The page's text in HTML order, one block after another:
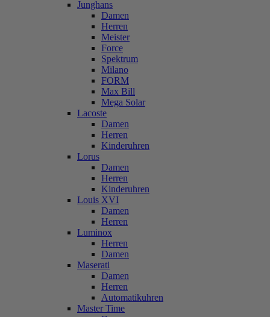
Junghans
Damen
Herren
Meister
Force
Spektrum
Milano
FORM
Max Bill
Mega Solar
Lacoste
Damen
Herren
Kinderuhren
Lorus
Damen
Herren
Kinderuhren
Louis XVI
Damen
Herren
Luminox
Herren
Damen
Maserati
Damen
Herren
Automatikuhren
Master Time